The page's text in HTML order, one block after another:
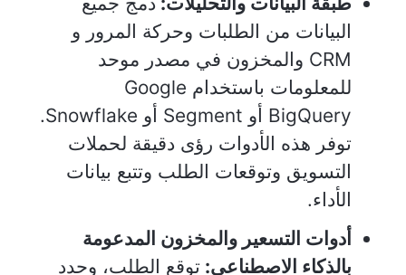
البيانات من الطلبات وحركة المرور و
CRM والمخزون في مصدر موحد
للمعلومات باستخدام Google
BigQuery أو Segment أو Snowflake.
توفر هذه الأدوات رؤى دقيقة لحملات
التسويق وتوقعات الطلب وتتبع بيانات
الأداء.
أدوات التسعير والمخزون المدعومة
بالذكاء الاصطناعي: توقع الطلب، وحدد